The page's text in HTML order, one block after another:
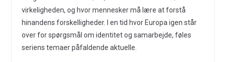
virkeligheden, og hvor mennesker må lære at forstå
hinandens forskelligheder. I en tid hvor Europa igen står
over for spørgsmål om identitet og samarbejde, føles
seriens temaer påfaldende aktuelle.